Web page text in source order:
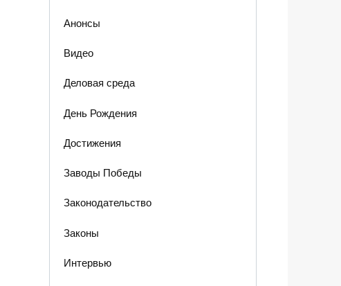
Анонсы
Видео
Деловая среда
День Рождения
Достижения
Заводы Победы
Законодательство
Законы
Интервью